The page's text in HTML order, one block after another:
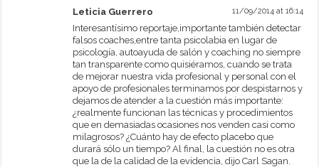
Leticia Guerrero 11/09/2014 at 16:14
Interesantísimo reportaje,importante también detectar
falsos coaches,entre tanta psicolabia en lugar de
psicología, autoayuda de salón y coaching no siempre
tan transparente como quisiéramos, cuando se trata
de mejorar nuestra vida profesional y personal con el
apoyo de profesionales terminamos por despistarnos y
dejamos de atender a la cuestión más importante:
¿realmente funcionan las técnicas y procedimientos
que en demasiadas ocasiones nos venden casi como
milagrosos? ¿Cuánto hay de efecto placebo que
durará sólo un tiempo? Al final, la cuestión no es otra
que la de la calidad de la evidencia, dijo Carl Sagan.